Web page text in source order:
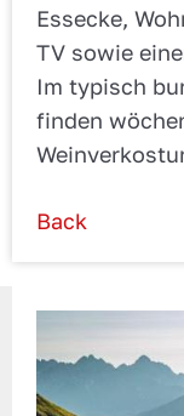
Essecke,
TV sowie
Im typisch
finden
Back